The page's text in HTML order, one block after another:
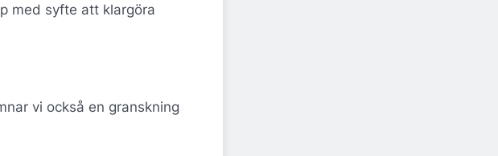
med syfte att klargöra
vi också en granskning